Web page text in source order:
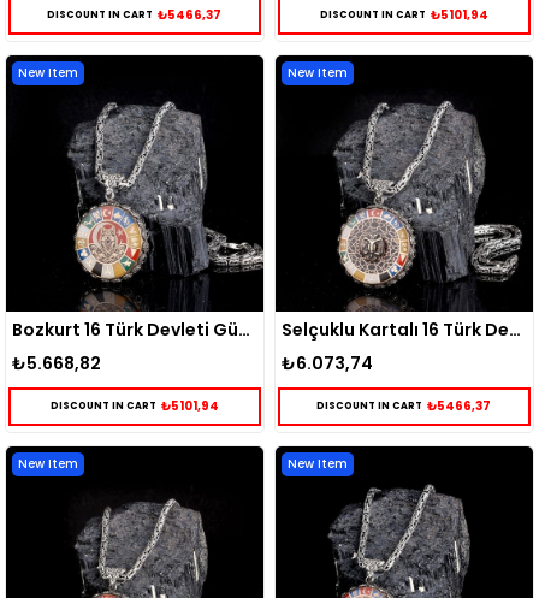
DISCOUNT IN CART ₺5466,37 DISCOUNT IN CART ₺5101,94
Bozkurt 16 Türk Devleti Gümüş Kolye
₺5.668,82
DISCOUNT IN CART ₺5101,94
New Item
Selçuklu Kartalı 16 Türk Devleti Gümüş Kolye
₺6.073,74
DISCOUNT IN CART ₺5466,37
New Item
New Item New Item